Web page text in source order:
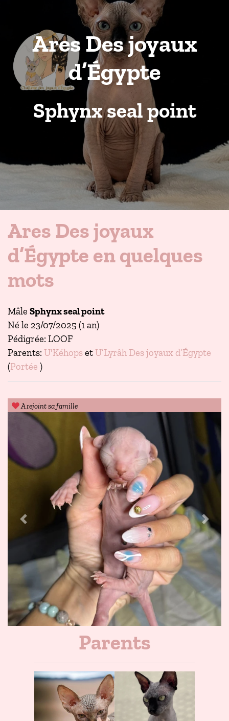
Ares Des joyaux
d’Égypte
Sphynx seal point
A rejoint sa famille
Previous Next
Ares Des joyaux
d’Égypte en quelques
mots
Mâle Sphynx seal point
Né le 23/07/2025 (1 an)
Pédigrée: LOOF
Parents: U'KéhopsetU’Lyrâh Des joyaux d’Égypte
(Portée )
Parents